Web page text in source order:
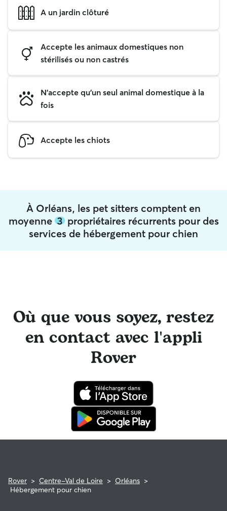
A un jardin clôturé
Accepte les animaux domestiques non
stérilisés ou non castrés
N'accepte qu'un seul animal domestique à la
fois
Accepte les chiots
À Orléans, les pet sitters comptent en
moyenne 3propriétaires récurrents pour des
services de hébergement pour chien
Où que vous soyez, restez
en contact avec l'appli
Rover
Rover > Centre-Val de Loire > Orléans >
Hébergement pour chien